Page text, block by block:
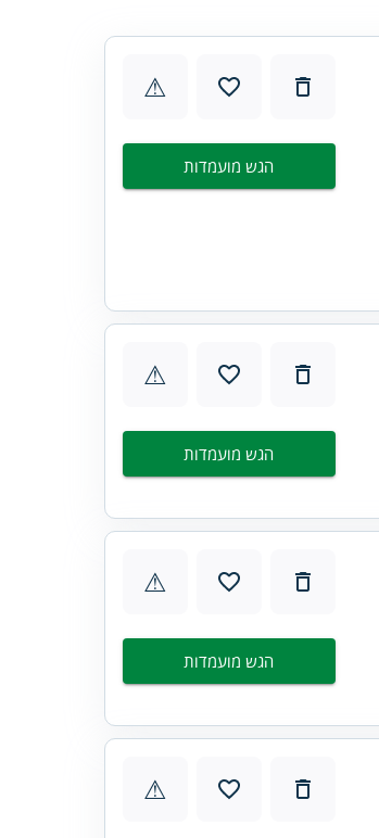
⚠
הגש מועמדות
⚠
הגש מועמדות
⚠
הגש מועמדות
⚠